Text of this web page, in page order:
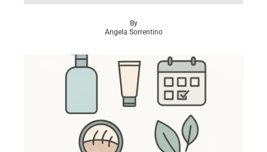
By
Angela Sorrentino